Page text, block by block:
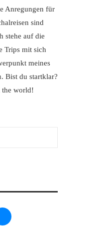
Anregungen für
sind
stehe auf die
Trips mit sich
meines
Bist du startklar?
the world!